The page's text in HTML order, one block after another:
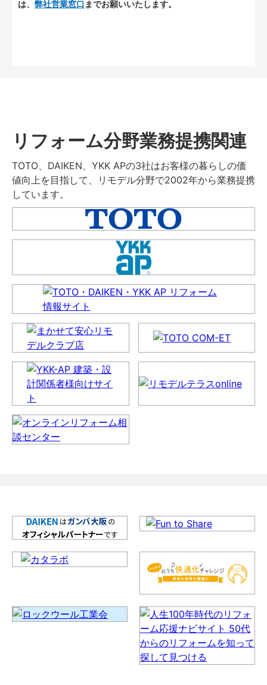
は、 弊社営業窓口 までお願いいたします。
リフォーム分野業務提携関連
TOTO、DAIKEN、YKK APの3社はお客様の暮らしの価
値向上を目指して、リモデル分野で2002年から業務提携
しています。